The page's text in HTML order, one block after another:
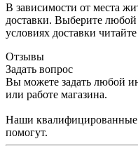
В зависимости от места
доставки. Выберите
условиях доставки читайте
Отзывы
Задать вопрос
Вы можете задать любой
или работе магазина.
Наши квалифицированные
помогут.